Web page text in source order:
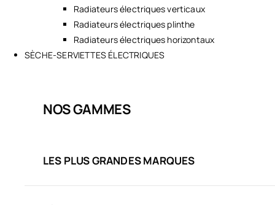
Radiateurs électriques verticaux
Radiateurs électriques plinthe
Radiateurs électriques horizontaux
SÈCHE-SERVIETTES ÉLECTRIQUES
NOS GAMMES
LES PLUS GRANDES MARQUES